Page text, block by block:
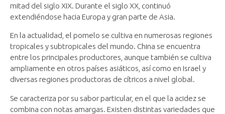
mitad del siglo XIX. Durante el siglo XX, continuó
extendiéndose hacia Europa y gran parte de Asia.
En la actualidad, el pomelo se cultiva en numerosas regiones
tropicales y subtropicales del mundo. China se encuentra
entre los principales productores, aunque también se cultiva
ampliamente en otros países asiáticos, así como en Israel y
diversas regiones productoras de cítricos a nivel global.
Se caracteriza por su sabor particular, en el que la acidez se
combina con notas amargas. Existen distintas variedades que